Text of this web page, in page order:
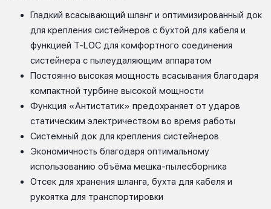
Гладкий всасывающий шланг и оптимизированный док
для крепления систейнеров с бухтой для кабеля и
функцией T-LOC для комфортного соединения
систейнера с пылеудаляющим аппаратом
Постоянно высокая мощность всасывания благодаря
компактной турбине высокой мощности
Функция «Антистатик» предохраняет от ударов
статическим электричеством во время работы
Системный док для крепления систейнеров
Экономичность благодаря оптимальному
использованию объёма мешка-пылесборника
Отсек для хранения шланга, бухта для кабеля и
рукоятка для транспортировки